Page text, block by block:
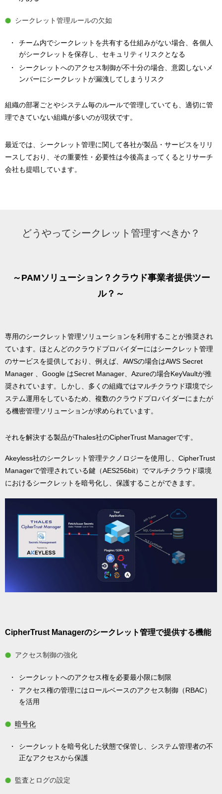
シークレット管理ルールの欠如
チーム内でシークレットを共有する仕組みがない場合、各個人
がシークレットを保存し、セキュリティリスクとなる
シークレットへのアクセス制御が不十分の場合、意図しないメ
ンバーにシークレットが漏洩してしまうリスク
組織の部署ごとやシステム毎のルールで管理していても、適切に管
理できていない組織が多いのが現状です。
最近では、シークレット管理に関して各社が製品・サービスをリリ
ースしており、その重要性・必要性は今後高まってくるとリサーチ
会社も提唱しています。
どうやってシークレット管理すべきか？
～PAMソリューション？クラウド事業者提供ツー
ル？～
専用のシークレット管理ソリューションを利用することが推奨され
ています。ほとんどのクラウドプロバイダーにはシークレット管理
のサービスを提供しており、例えば、AWSの場合はAWS Secret
Manager 、Google はSecret Manager、Azureの場合KeyVaultが推
奨されています。しかし、多くの組織ではマルチクラウド環境でシ
ステム運用をしているため、複数のクラウドプロバイダーにまたが
る機密管理ソリューションが求められています。
それを解決する製品がThales社のCipherTrust Managerです。
Akeyless社のシークレット管理テクノロジーを使用し、CipherTrust
Managerで管理されている鍵（AES256bit）でマルチクラウド環境
におけるシークレットを暗号化し、保護することができます。
CipherTrust Managerのシークレット管理で提供する機能
アクセス制御の強化
シークレットへのアクセス権を必要最小限に制限
アクセス権の管理にはロールベースのアクセス制御（RBAC）
を活用
暗号化
シークレットを暗号化した状態で保管し、システム管理者の不
正なアクセスから保護
監査とログの設定